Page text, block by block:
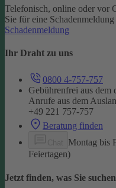
Telefonisch, online oder vor
Sie für eine
Schadenmeldung
Ihr Draht zu uns
0800 4-757-757
Gebührenfrei aus dem
Anrufe aus dem
+49 221 757-757
Beratung finden
Montag bis
Feiertagen)
Jetzt finden, was Sie suchen